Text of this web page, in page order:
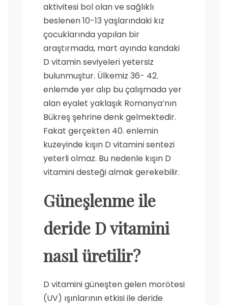
aktivitesi bol olan ve sağlıklı
beslenen 10-13 yaşlarındaki kız
çocuklarında yapılan bir
araştırmada, mart ayında kandaki
D vitamin seviyeleri yetersiz
bulunmuştur. Ülkemiz 36- 42.
enlemde yer alıp bu çalışmada yer
alan eyalet yaklaşık Romanya’nın
Bükreş şehrine denk gelmektedir.
Fakat gerçekten 40. enlemin
kuzeyinde kışın D vitamini sentezi
yeterli olmaz. Bu nedenle kışın D
vitamini desteği almak gerekebilir.
Güneşlenme ile
deride D vitamini
nasıl üretilir?
D vitamini güneşten gelen morötesi
(UV) ışınlarının etkisi ile deride